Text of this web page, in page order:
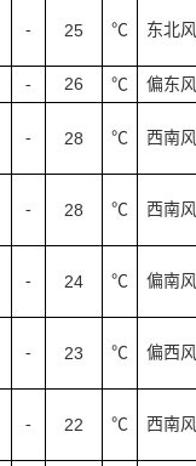
- 25 ℃ 东北风
- 26 ℃ 偏东风
- 28 ℃ 西南风
- 28 ℃ 西南风
- 24 ℃ 偏南风
- 23 ℃ 偏西风
- 22 ℃ 西南风